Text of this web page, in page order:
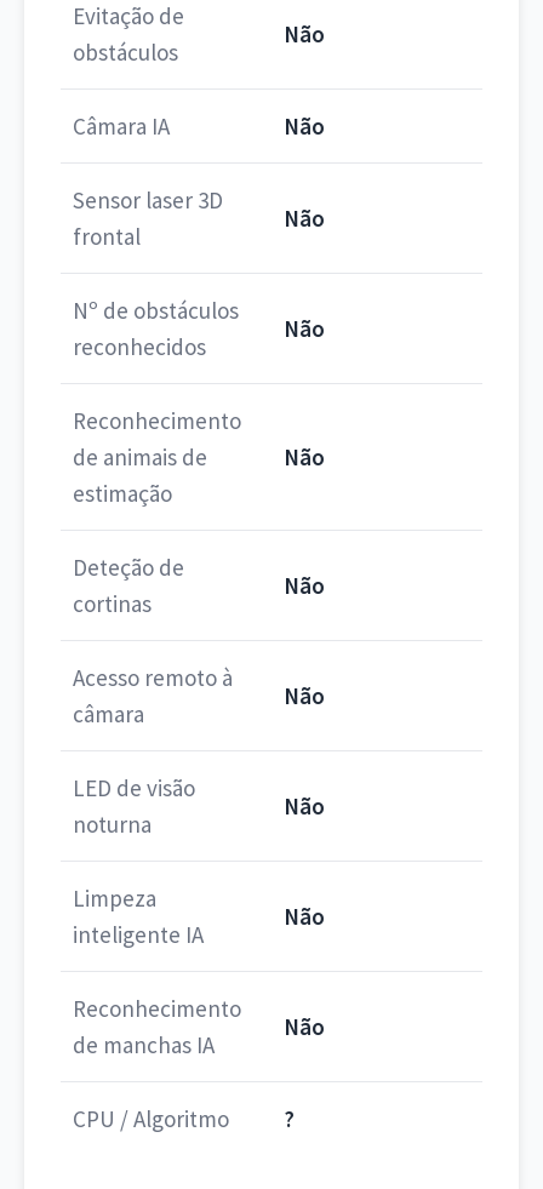
Evitação de
obstáculos
Não
Câmara IA Não
Sensor laser 3D
frontal
Não
Nº de obstáculos
reconhecidos
Não
Reconhecimento
de animais de
estimação
Não
Deteção de
cortinas
Não
Acesso remoto à
câmara
Não
LED de visão
noturna
Não
Limpeza
inteligente IA
Não
Reconhecimento
de manchas IA
Não
CPU / Algoritmo ?